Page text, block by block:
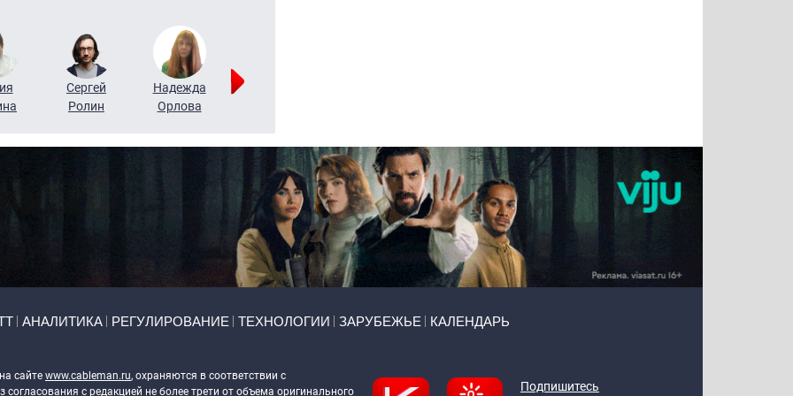
Сергей
Ролин
Надежда
Орлова
АНАЛИТИКА РЕГУЛИРОВАНИЕ ТЕХНОЛОГИИ ЗАРУБЕЖЬЕ КАЛЕНДАРЬ
сайте www.cableman.ru, охраняются в соответствии с
с редакцией не более трети от объема оригинального
Подпишитесь